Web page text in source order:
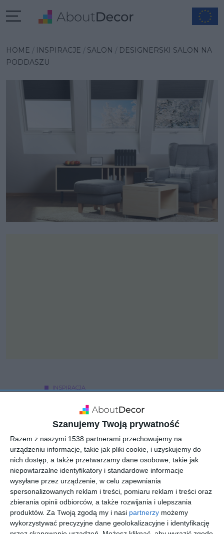
Szanujemy Twoją prywatność
Razem z naszymi 1538 partnerami przechowujemy na
urządzeniu informacje, takie jak pliki cookie, i uzyskujemy do
nich dostęp, a także przetwarzamy dane osobowe, takie jak
niepowtarzalne identyfikatory i standardowe informacje
wysyłane przez urządzenie, w celu zapewniania
spersonalizowanych reklam i treści, pomiaru reklam i treści oraz
zbierania opinii odbiorców, a także rozwijania i ulepszania
produktów. Za Twoją zgodą my i nasi partnerzy możemy
wykorzystywać precyzyjne dane geolokalizacyjne i identyfikację
HOME INSPIRACJE SALON
DESIGNERSKI SALON NA
PODDASZU
INSPIRACJA
Designerski salon na
poddaszu
Designerski salon na poddaszu z fotelem typu uszak.
AUTOR:FAKRO
DODAJ DO ULUBIONYCH
UDOSTĘPNIJ